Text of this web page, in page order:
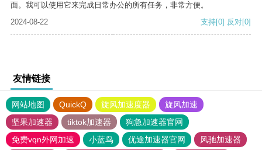
面。我可以使用它来完成日常办公的所有任务，非常方便。
2024-08-22
支持[0] 反对[0]
友情链接
网站地图 QuickQ 旋风加速度器
旋风加速
坚果加速器
tiktok加速器
狗急加速器官网
免费vqn外网加速
小蓝鸟 优途加速器官网
风驰加速器